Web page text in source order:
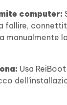
computer:
fallire,
manualmente
Usa